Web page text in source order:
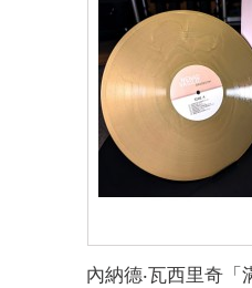
內納德‧瓦西里奇